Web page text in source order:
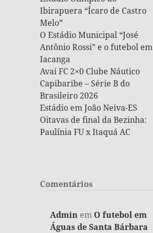
Ibirapuera “Ícaro de Castro
Melo”
O Estádio Municipal “José
Antônio Rossi” e o futebol em
Iacanga
Avaí FC 2×0 Clube Náutico
Capibaribe – Série B do
Brasileiro 2026
Estádio em João Neiva-ES
Oitavas de final da Bezinha:
Paulínia FU x Itaquá AC
Comentários
Admin em O futebol em
Águas de Santa Bárbara